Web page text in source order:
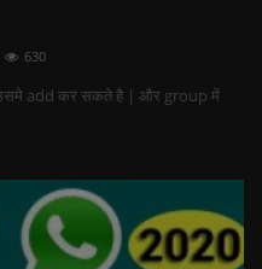
630
उसमे add कर सकते है | और group में